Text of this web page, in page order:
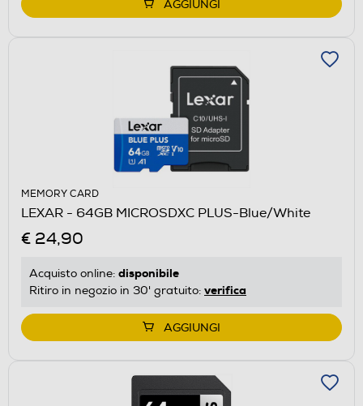
AGGIUNGI
MEMORY CARD
LEXAR - 64GB MICROSDXC PLUS-Blue/White
€ 24,90
Acquisto online: disponibile
Ritiro in negozio in 30' gratuito: verifica
AGGIUNGI